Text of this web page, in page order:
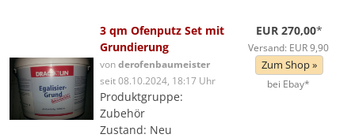
3 qm Ofenputz Set mit
Grundierung
vonderofenbaumeister
seit 08.10.2024, 18:17 Uhr
Produktgruppe:
Zubehör
Zustand: Neu
EUR 270,00*
Versand: EUR 9,90
Zum Shop »
bei Ebay*